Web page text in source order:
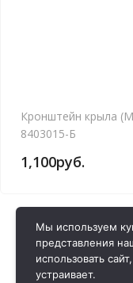
Кронштейн крыла
8403015-Б
1,100руб.
Мы используем
представления
использовать
устраивает.